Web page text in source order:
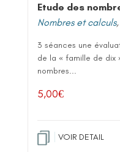
Etude des
Nombres et calculs,
3 séances une
de la « famille de dix
nombres...
5,00€
VOIR DETAIL